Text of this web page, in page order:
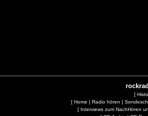
[
[ Home | Radio hören |
[ Interviews zum NachHören